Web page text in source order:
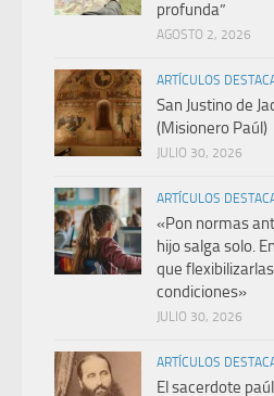
profunda”
AGOSTO 2, 2026
ARTÍCULOS
San Justino de
(Misionero Paúl)
JULIO 30, 2026
ARTÍCULOS
«Pon normas
hijo salga solo.
que
condiciones»
JULIO 30, 2026
ARTÍCULOS
El sacerdote